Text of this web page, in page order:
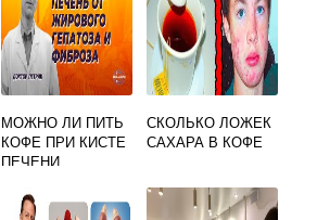
МОЖНО ЛИ ПИТЬ
КОФЕ ПРИ КИСТЕ
ПЕЧЕНИ
СКОЛЬКО ЛОЖЕК
САХАРА В КОФЕ